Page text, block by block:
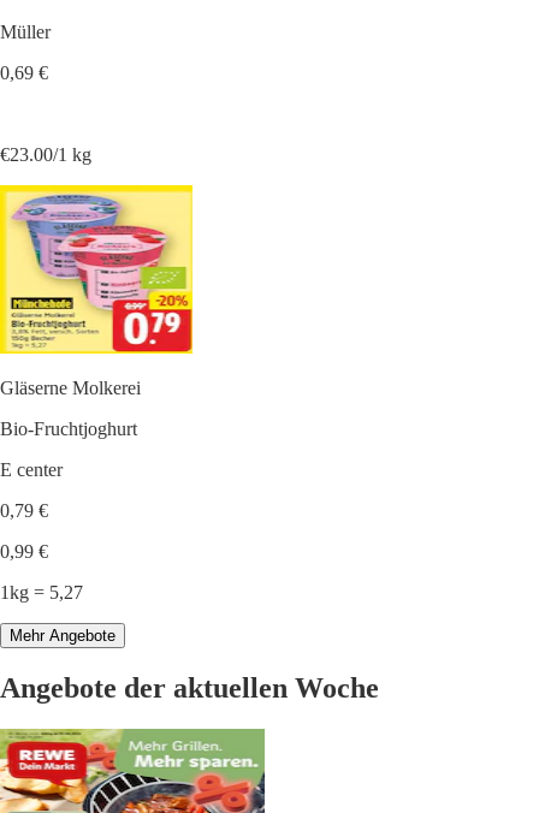
Müller
0,69 €
€23.00/1 kg
Gläserne Molkerei
Bio-Fruchtjoghurt
E center
0,79 €
0,99 €
1kg = 5,27
Mehr Angebote
Angebote der aktuellen Woche